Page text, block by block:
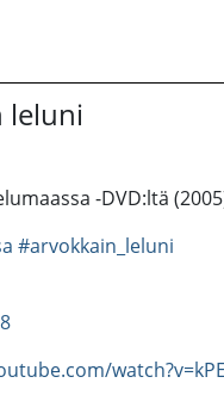
leluni
-DVD:ltä
#arvokkain_leluni